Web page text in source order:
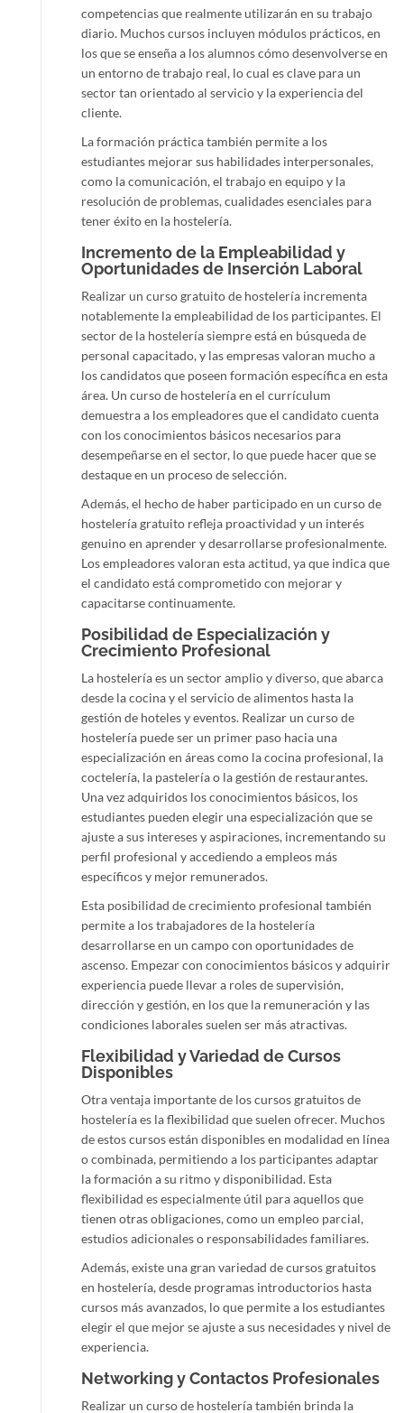
competencias que realmente utilizarán en su trabajo
diario. Muchos cursos incluyen módulos prácticos, en
los que se enseña a los alumnos cómo desenvolverse en
un entorno de trabajo real, lo cual es clave para un
sector tan orientado al servicio y la experiencia del
cliente.
La formación práctica también permite a los
estudiantes mejorar sus habilidades interpersonales,
como la comunicación, el trabajo en equipo y la
resolución de problemas, cualidades esenciales para
tener éxito en la hostelería.
Incremento de la Empleabilidad y
Oportunidades de Inserción Laboral
Realizar un curso gratuito de hostelería incrementa
notablemente la empleabilidad de los participantes. El
sector de la hostelería siempre está en búsqueda de
personal capacitado, y las empresas valoran mucho a
los candidatos que poseen formación específica en esta
área. Un curso de hostelería en el currículum
demuestra a los empleadores que el candidato cuenta
con los conocimientos básicos necesarios para
desempeñarse en el sector, lo que puede hacer que se
destaque en un proceso de selección.
Además, el hecho de haber participado en un curso de
hostelería gratuito refleja proactividad y un interés
genuino en aprender y desarrollarse profesionalmente.
Los empleadores valoran esta actitud, ya que indica que
el candidato está comprometido con mejorar y
capacitarse continuamente.
Posibilidad de Especialización y
Crecimiento Profesional
La hostelería es un sector amplio y diverso, que abarca
desde la cocina y el servicio de alimentos hasta la
gestión de hoteles y eventos. Realizar un curso de
hostelería puede ser un primer paso hacia una
especialización en áreas como la cocina profesional, la
coctelería, la pastelería o la gestión de restaurantes.
Una vez adquiridos los conocimientos básicos, los
estudiantes pueden elegir una especialización que se
ajuste a sus intereses y aspiraciones, incrementando su
perfil profesional y accediendo a empleos más
específicos y mejor remunerados.
Esta posibilidad de crecimiento profesional también
permite a los trabajadores de la hostelería
desarrollarse en un campo con oportunidades de
ascenso. Empezar con conocimientos básicos y adquirir
experiencia puede llevar a roles de supervisión,
dirección y gestión, en los que la remuneración y las
condiciones laborales suelen ser más atractivas.
Flexibilidad y Variedad de Cursos
Disponibles
Otra ventaja importante de los cursos gratuitos de
hostelería es la flexibilidad que suelen ofrecer. Muchos
de estos cursos están disponibles en modalidad en línea
o combinada, permitiendo a los participantes adaptar
la formación a su ritmo y disponibilidad. Esta
flexibilidad es especialmente útil para aquellos que
tienen otras obligaciones, como un empleo parcial,
estudios adicionales o responsabilidades familiares.
Además, existe una gran variedad de cursos gratuitos
en hostelería, desde programas introductorios hasta
cursos más avanzados, lo que permite a los estudiantes
elegir el que mejor se ajuste a sus necesidades y nivel de
experiencia.
Networking y Contactos Profesionales
Realizar un curso de hostelería también brinda la